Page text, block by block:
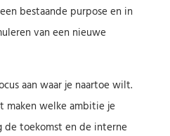
bestaande purpose en in
van een nieuwe
aan waar je naartoe wilt.
maken welke ambitie je
toekomst en de interne